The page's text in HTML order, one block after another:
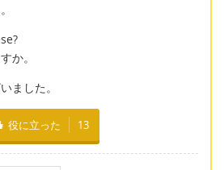
か。
ました。
役に立った 13